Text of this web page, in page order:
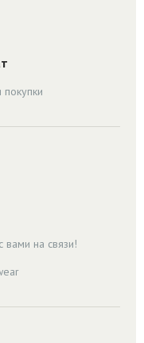
вами на связи!